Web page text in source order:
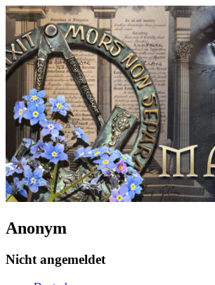
Anonym
Nicht angemeldet